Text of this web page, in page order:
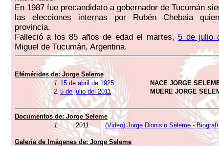
En 1987 fue precandidato a gobernador de Tucumán
las elecciones internas por Rubén Chebaia
provincia.
Falleció a los 85 años de edad el martes, 5 de julio
Miguel de Tucumán, Argentina.
Efémérides de: Jorge Seleme
1. 15 de abril de 1925
NACE JORGE
2. 5 de julio del 2011 MUERE JORGE
Documentos de: Jorge Seleme
1.
2011 (Video) Jorge Dionisio Seleme -
Galería de Imágenes de:Jorge Seleme